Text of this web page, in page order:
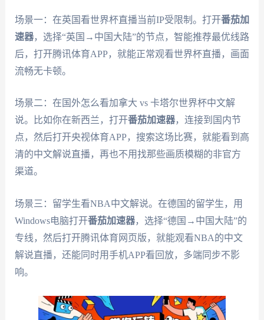
场景一：在英国看世界杯直播当前IP受限制。打开番茄加
速器，选择“英国→中国大陆”的节点，智能推荐最优线路
后，打开腾讯体育APP，就能正常观看世界杯直播，画面
流畅无卡顿。
场景二：在国外怎么看加拿大 vs 卡塔尔世界杯中文解
说。比如你在新西兰，打开番茄加速器，连接到国内节
点，然后打开央视体育APP，搜索这场比赛，就能看到高
清的中文解说直播，再也不用找那些画质模糊的非官方
渠道。
场景三：留学生看NBA中文解说。在德国的留学生，用
Windows电脑打开番茄加速器，选择“德国→中国大陆”的
专线，然后打开腾讯体育网页版，就能观看NBA的中文
解说直播，还能同时用手机APP看回放，多端同步不影
响。